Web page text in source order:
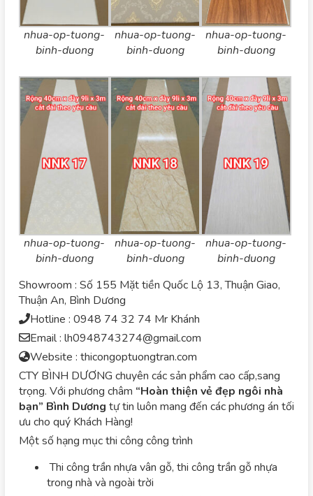
nhua-op-tuong-
binh-duong
nhua-op-tuong-
binh-duong
nhua-op-tuong-
binh-duong
nhua-op-tuong-
binh-duong
nhua-op-tuong-
binh-duong
nhua-op-tuong-
binh-duong
Showroom : Số 155 Mặt tiền Quốc Lộ 13, Thuận Giao,
Thuận An, Bình Dương
Hotline : 0948 74 32 74 Mr Khánh
Email : lh0948743274@gmail.com
Website : thicongoptuongtran.com
CTY BÌNH DƯƠNG chuyên các sản phẩm cao cấp,sang
trọng. Với phương châm “Hoàn thiện vẻ đẹp ngôi nhà
bạn” Bình Dương tự tin luôn mang đến các phương án tối
ưu cho quý Khách Hàng!
Một số hạng mục thi công công trình
Thi công trần nhựa vân gỗ, thi công trần gỗ nhựa
trong nhà và ngoài trời